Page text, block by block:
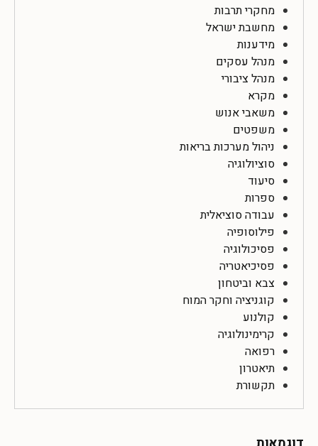
מחקרי תרבות
מחשבת ישראל
מידענות
מנהל עסקים
מנהל ציבורי
מקרא
משאבי אנוש
משפטים
ניהול מערכות בריאות
סוציולוגיה
סיעוד
ספרות
עבודה סוציאלית
פילוסופיה
פסיכולוגיה
פסיכיאטריה
צבא וביטחון
קוגניציה וחקר המוח
קולנוע
קרימינולוגיה
רפואה
תיאטרון
תקשורת